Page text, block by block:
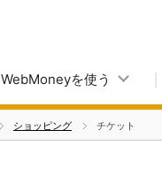
WebMoneyを使う
ショッピング チケット